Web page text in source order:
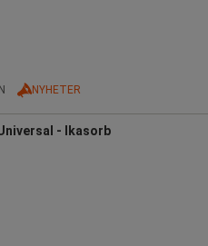
NYHETER
- Ikasorb